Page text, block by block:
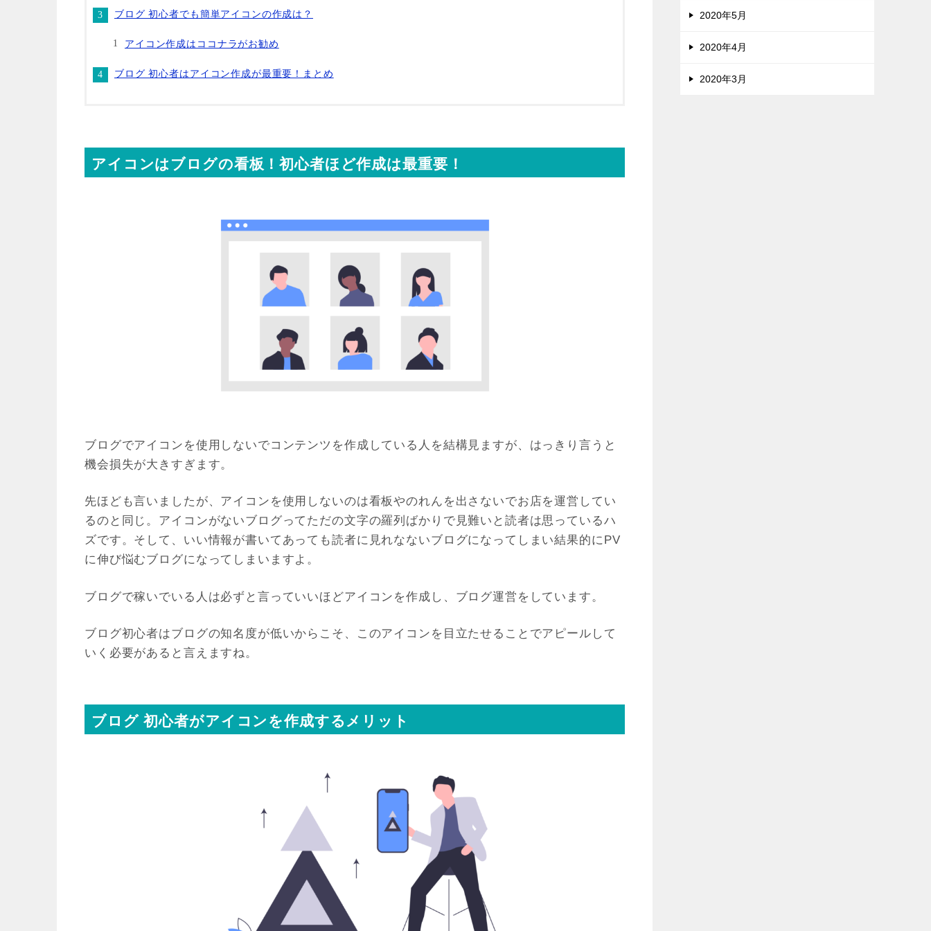
ブログ 初心者でも簡単アイコンの作成は？
アイコン作成はココナラがお勧め
ブログ 初心者はアイコン作成が最重要！まとめ
アイコンはブログの看板！初心者ほど作成は最重要！
ブログでアイコンを使用しないでコンテンツを作成している人を結構見ますが、はっきり言うと
機会損失が大きすぎます。
先ほども言いましたが、アイコンを使用しないのは看板やのれんを出さないでお店を運営してい
るのと同じ。アイコンがないブログってただの文字の羅列ばかりで見難いと読者は思っているハ
ズです。そして、いい情報が書いてあっても読者に見れなないブログになってしまい結果的にPV
に伸び悩むブログになってしまいますよ。
ブログで稼いでいる人は必ずと言っていいほどアイコンを作成し、ブログ運営をしています。
ブログ初心者はブログの知名度が低いからこそ、このアイコンを目立たせることでアピールして
いく必要があると言えますね。
ブログ 初心者がアイコンを作成するメリット
2020年5月
2020年4月
2020年3月